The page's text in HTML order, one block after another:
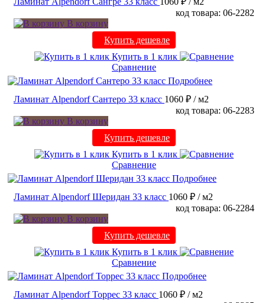
код товара: 06-2282
В корзину
Купить дешевле
Купить в 1 клик
Сравнение
Подробнее
Ламинат Alpendorf Сантеро 33 класс 1060 ₽ / м2
код товара: 06-2283
В корзину
Купить дешевле
Купить в 1 клик
Сравнение
Подробнее
Ламинат Alpendorf Шеридан 33 класс 1060 ₽ / м2
код товара: 06-2284
В корзину
Купить дешевле
Купить в 1 клик
Сравнение
Подробнее
Ламинат Alpendorf Торрес 33 класс 1060 ₽ / м2